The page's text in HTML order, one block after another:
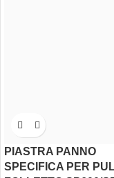
PIASTRA PANNO
SPECIFICA PER